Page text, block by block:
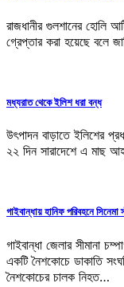
রাজধানীর গুলশানের হোলি
গ্রেপ্তার করা হয়েছে বলে
মধ্যরাত থেকে ইলিশ ধরা বন্ধ
উৎপাদন বাড়াতে ইলিশের
২২ দিন সারাদেশে এ মাছ
গাইবান্ধায় হানিফ পরিবহনে সিনেমা
গাইবান্ধা জেলার সীমানা
একটি নৈশকোচে ডাকাতি
নৈশকোচের চালক নিহত…